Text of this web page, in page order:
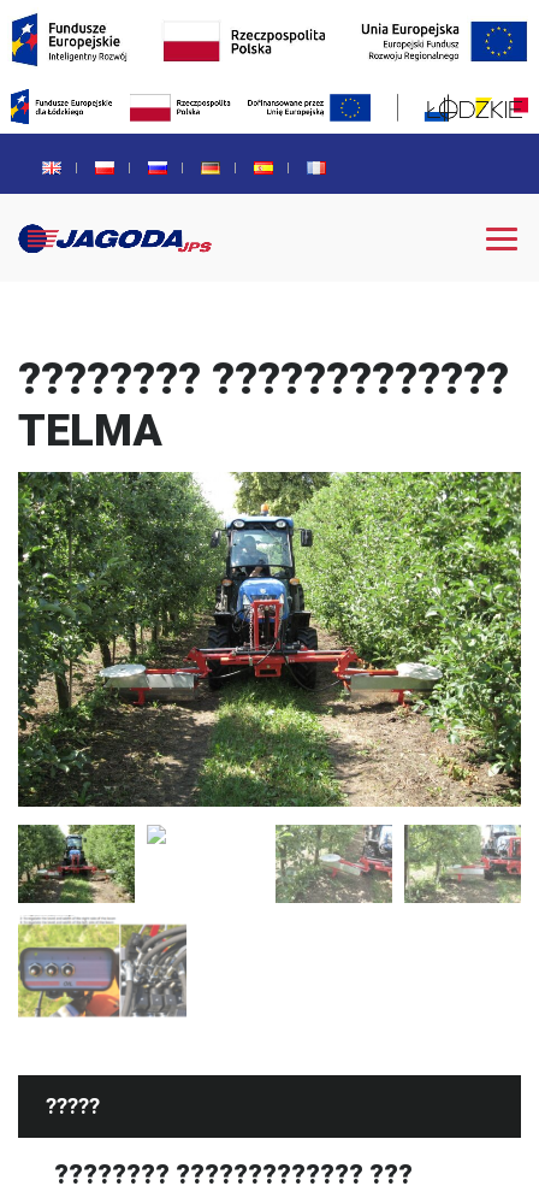
???????? ?????????????
TELMA
?????
???????? ????????????? ???